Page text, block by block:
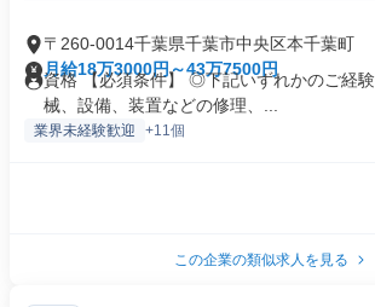
〒260-0014千葉県千葉市中央区本千葉町
月給18万3000円～43万7500円
資格 【必須条件】 ◎下記いずれかのご経
械、設備、装置などの修理、...
業界未経験歓迎 +11個
この企業の類似求人を見る